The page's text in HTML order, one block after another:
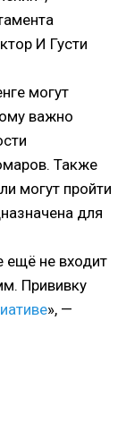
И Густи
могут
важно
Также
могут пройти
для
ещё не входит
Прививку
», —